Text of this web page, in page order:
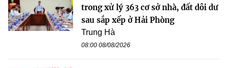
trong xử lý 363 cơ sở nhà, đất dôi dư
sau sắp xếp ở Hải Phòng
Trung Hà
08:00 08/08/2026